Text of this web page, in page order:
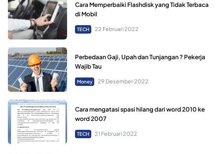
Cara Memperbaiki Flashdisk yang Tidak Terbaca
di Mobil
TECH 22 Februari 2022
Perbedaan Gaji, Upah dan Tunjangan ? Pekerja
Wajib Tau
Money 29 Desember 2022
Cara mengatasi spasi hilang dari word 2010 ke
word 2007
TECH 21 Februari 2022